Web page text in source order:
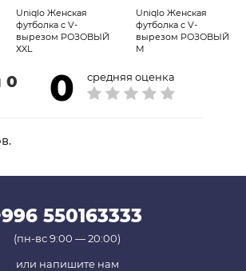
Uniqlo Женская
футболка с V-
вырезом РОЗОВЫЙ
ХXL
Uniqlo Женская
футболка с V-
вырезом РОЗОВЫЙ
М
0 0 средняя оценка
550163333
(пн-вс 9:00 — 20:00)
или напишите нам